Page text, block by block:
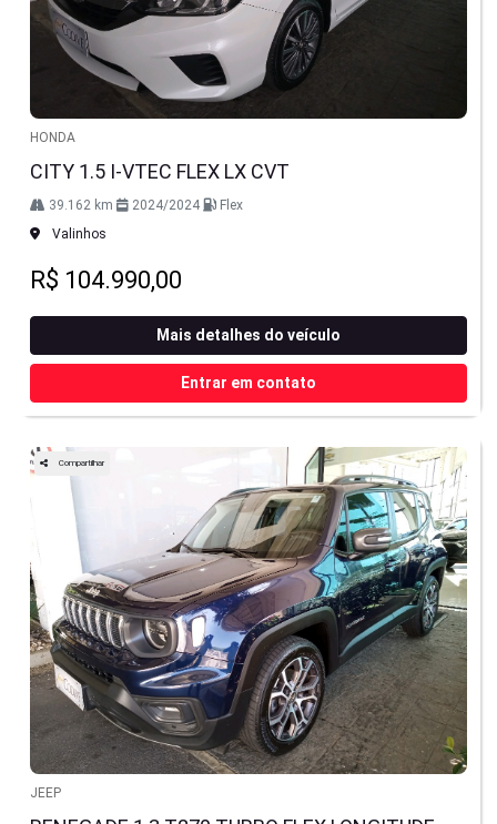
HONDA
CITY 1.5 I-VTEC FLEX LX CVT
39.162 km 2024/2024
Flex
Valinhos
R$ 104.990,00
Mais detalhes do veículo
Entrar em contato
Compartilhar
JEEP